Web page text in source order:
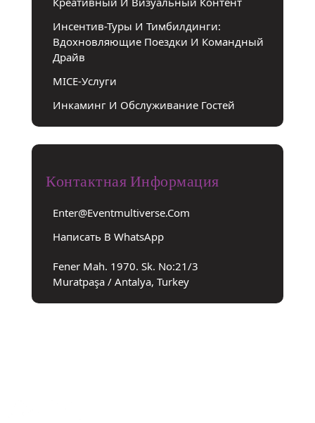
Инсентив-Туры И Тимбилдинги:
Вдохновляющие Поездки И Командный
Драйв
MICE-Услуги
Инкаминг И Обслуживание Гостей
Контактная Информация
Enter@eventmultiverse.com
Написать В WhatsApp
Fener Mah. 1970. Sk. No:21/3
Muratpaşa / Antalya, Turkey